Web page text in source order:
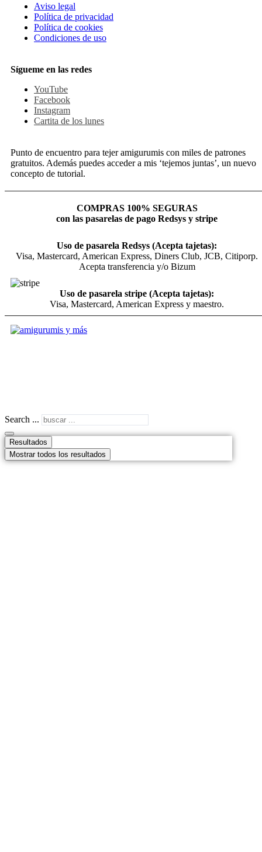
Aviso legal
Política de privacidad
Política de cookies
Condiciones de uso
Sígueme en las redes
YouTube
Facebook
Instagram
Cartita de los lunes
Punto de encuentro para tejer amigurumis con miles de patrones
gratuitos. Además puedes acceder a mis ‘tejemos juntas’, un nuevo
concepto de tutorial.
COMPRAS 100% SEGURAS
con las pasarelas de pago Redsys y stripe
Uso de pasarela Redsys (Acepta tajetas):
Visa, Mastercard, American Express, Diners Club, JCB, Citiporp.
Acepta transferencia y/o Bizum
Uso de pasarela stripe (Acepta tajetas):
Visa, Mastercard, American Express y maestro.
Search ...
Resultados
Mostrar todos los resultados